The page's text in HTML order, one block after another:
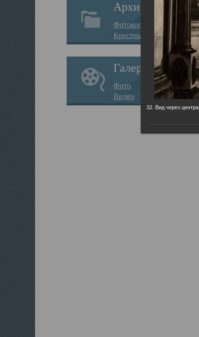
Архив
Фотокопии дел
Крестные ходы
Галерея
Фото
Видео
32. Вид через